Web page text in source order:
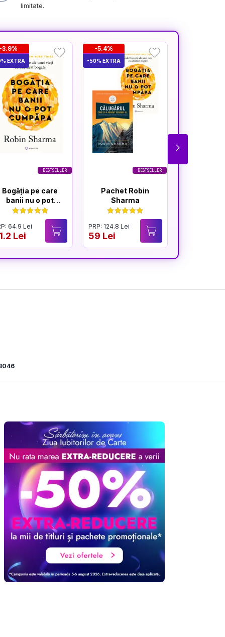
limitate.
BESTSELLER
-3.9%
EXTRA
Bogăția pe care
banii nu o pot
cumpăra
64.9 Lei
Lei
BESTSELLER
-5.4%
-50% EXTRA
Pachet Robin
Sharma
PRP: 124.8 Lei
59 Lei